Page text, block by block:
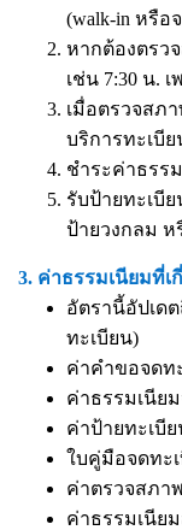
(walk-in หรือ
หากต้องตรว
เช่น 7:30 น.
เมื่อตรวจสภ
บริการทะเบีย
ชำระค่าธรร
รับป้ายทะเบี
ป้ายวงกลม ห
3. ค่าธรรมเนียมที่เ
อัตรานี้อัปเด
ทะเบียน)
ค่าคำขอจดท
ค่าธรรมเนีย
ค่าป้ายทะเบี
ใบคู่มือจดทะ
ค่าตรวจสภา
ค่าธรรมเนีย